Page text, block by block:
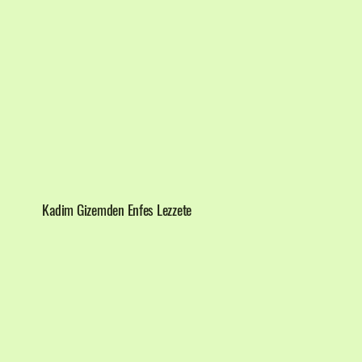
Kadim Gizemden Enfes Lezzete